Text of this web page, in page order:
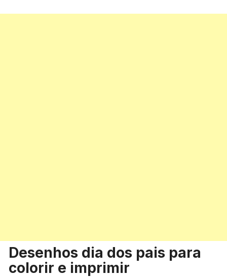
Desenhos dia dos pais para
colorir e imprimir